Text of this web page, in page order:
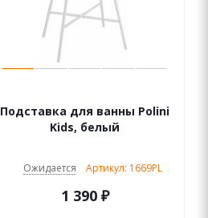
Подставка для ванны Polini
Kids, белый
Ожидается Артикул: 1669PL
1 390₽